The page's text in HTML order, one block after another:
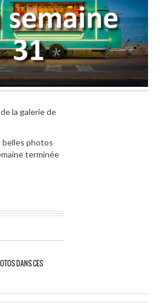
la galerie de
photos
terminée
DANS CES